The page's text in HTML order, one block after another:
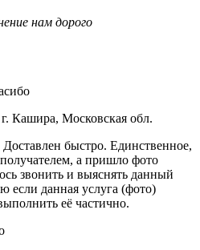
нам дорого
Кашира, Московская обл.
быстро. Единственное,
а пришло фото
звонить и выяснять данный
если данная услуга (фото)
её частично.